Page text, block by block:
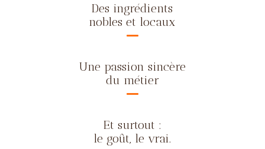
Des ingrédients
nobles et locaux
Une passion sincère
du métier
Et surtout :
le goût, le vrai.